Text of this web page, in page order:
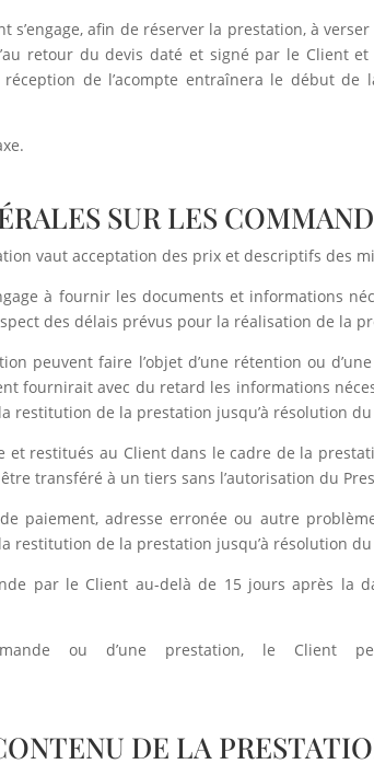
s’engage, afin de réserver la prestation, à
retour du devis daté et signé par le Client
de l’acompte entraînera le début
SUR LES
vaut acceptation des prix et descriptifs des
à fournir les documents et informations
des délais prévus pour la réalisation de la
peuvent faire l’objet d’une rétention ou
fournirait avec du retard les informations
restitution de la prestation jusqu’à résolution
restitués au Client dans le cadre de la
transféré à un tiers sans l’autorisation du
paiement, adresse erronée ou autre
restitution de la prestation jusqu’à résolution
par le Client au-delà de 15 jours après la
ou d’une prestation, le Client
DE LA